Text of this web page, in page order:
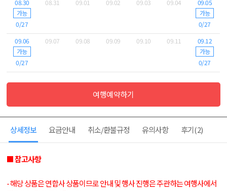
08.30
가능
0/27
08.31 09.01 09.02 09.03 09.04
09.05
가능
0/27
09.06
가능
0/27
09.07 09.08 09.09 09.10 09.11
09.12
가능
0/27
여행예약하기
상세정보 요금안내 취소/환불규정 유의사항 후기(2)
■ 참고사항
- 해당 상품은 연합사 상품이므로 안내 및 행사 진행은 주관하는 여행사에서